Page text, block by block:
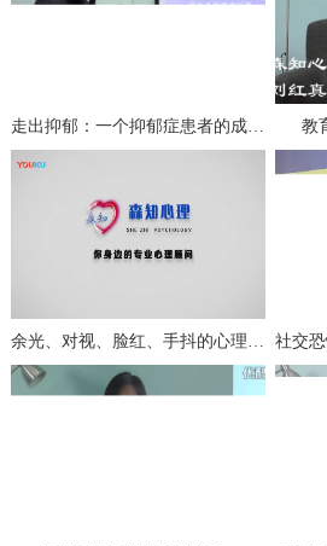
走出抑郁：一个抑郁症患者的成功自救（上） 教
余光、对视、脸红、手抖的心理分析与治疗